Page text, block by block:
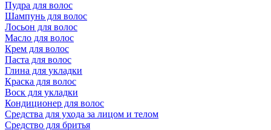
Пудра для волос
Шампунь для волос
Лосьон для волос
Масло для волос
Крем для волос
Паста для волос
Глина для укладки
Краска для волос
Воск для укладки
Кондиционер для волос
Средства для ухода за лицом и телом
Средство для бритья